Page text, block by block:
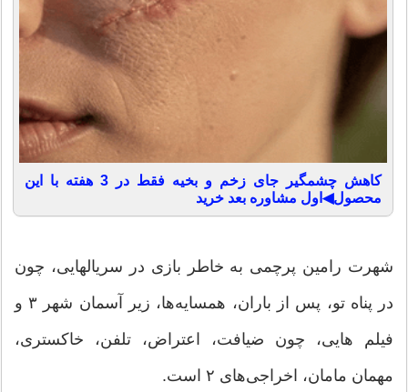
کاهش چشمگیر جای زخم و بخیه فقط در 3 هفته با این
محصول◀اول مشاوره بعد خرید
شهرت رامین پرچمی به خاطر بازی در سریالهایی، چون
در پناه تو، پس از باران، همسایه‌ها، زیر آسمان شهر ۳ و
فیلم هایی، چون ضیافت، اعتراض، تلفن، خاکستری،
مهمان مامان، اخراجی‌های ۲ است.